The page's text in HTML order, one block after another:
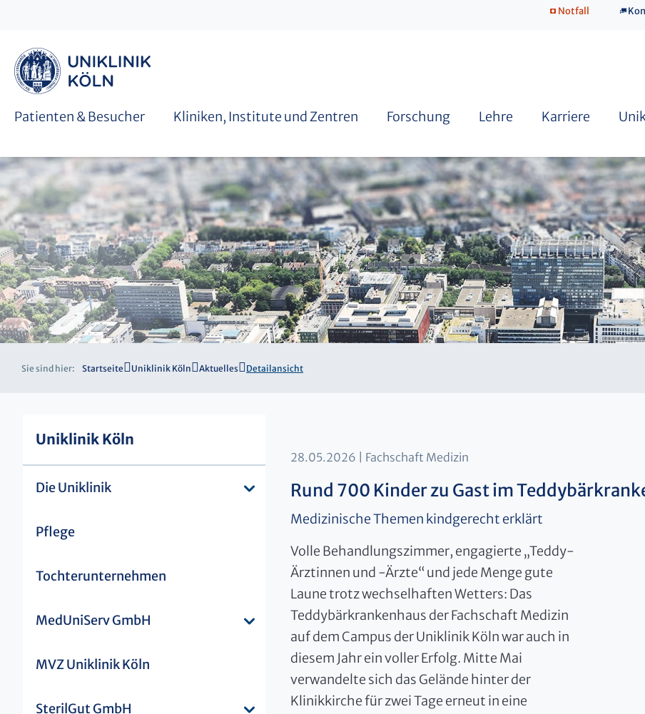
Notfall
Patienten & Besucher Kliniken, Institute und Zentren Forschung Lehre Karriere
Sie sind hier: Startseite Uniklinik Köln Aktuelles Detailansicht
Uniklinik Köln
Die Uniklinik
Pflege
Tochterunternehmen
MedUniServ GmbH
MVZ Uniklinik Köln
SterilGut GmbH
28.05.2026 Fachschaft Medizin
Rund 700 Kinder zu Gast im
Medizinische Themen kindgerecht erklärt
Volle Behandlungszimmer, engagierte „Teddy-
Ärztinnen und -Ärzte“ und jede Menge gute
Laune trotz wechselhaften Wetters: Das
Teddybärkrankenhaus der Fachschaft Medizin
auf dem Campus der Uniklinik Köln war auch in
diesem Jahr ein voller Erfolg. Mitte Mai
verwandelte sich das Gelände hinter der
Klinikkirche für zwei Tage erneut in eine